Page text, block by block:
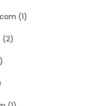
(1)
(2)